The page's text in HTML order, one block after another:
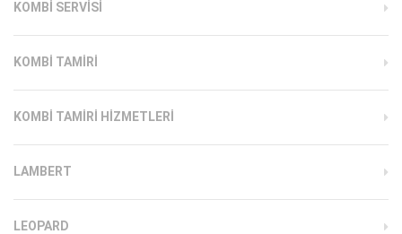
KOMBI SERVISI
KOMBI TAMIRI
KOMBI TAMIRI HIZMETLERI
LAMBERT
LEOPARD